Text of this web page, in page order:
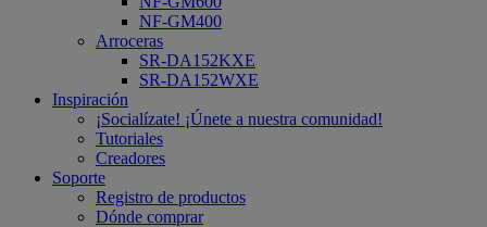
NF-GM400
Arroceras
SR-DA152KXE
SR-DA152WXE
Inspiración
¡Socialízate! ¡Únete a nuestra comunidad!
Tutoriales
Creadores
Soporte
Registro de productos
Dónde comprar